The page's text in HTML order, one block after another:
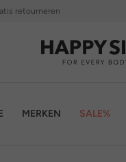
retourneren
MERKEN SALE%